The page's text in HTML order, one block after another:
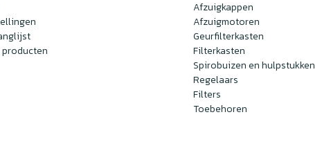
Afzuigkappen
Afzuigmotoren
Geurfilterkasten
Filterkasten
Spirobuizen en hulpstukken
Regelaars
Filters
Toebehoren